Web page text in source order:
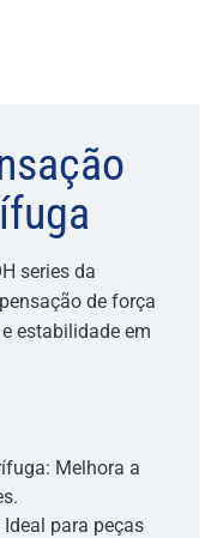
series da
de força
estabilidade em
Melhora a
para peças